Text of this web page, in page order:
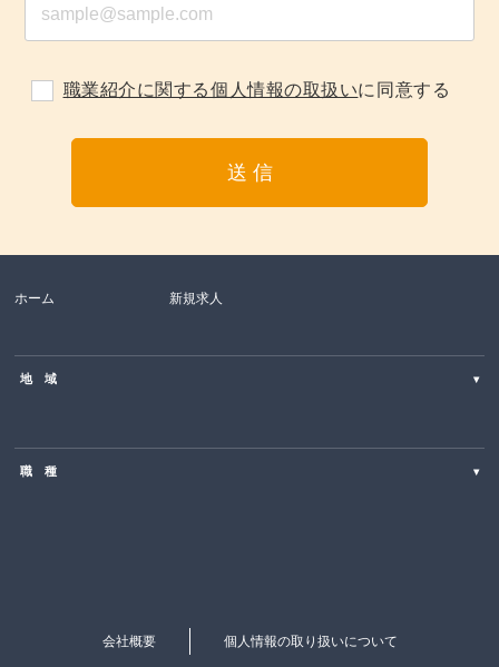
職業紹介に関する個人情報の取扱いに同意する
ホーム 新規求人
地 域 ▾
東北
職 種 ▾
会社概要 個人情報の取り扱いについて